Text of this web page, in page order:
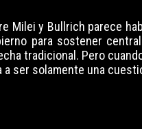
Milei y Bullrich parece
para sostener
tradicional. Pero
a ser solamente una